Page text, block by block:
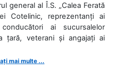
general al Î.S. „Calea Ferată
Cotelinic, reprezentanți ai
ai sucursalelor
țară, veterani și angajați ai
mai multe ...